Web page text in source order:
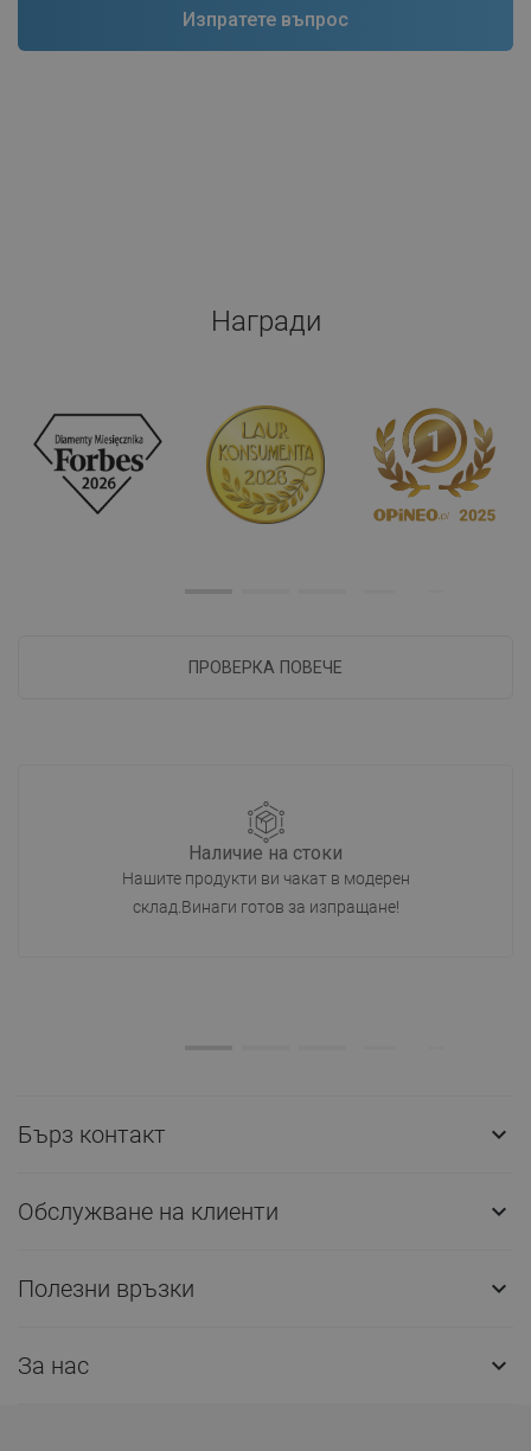
Награди
ПРОВЕРКА ПОВЕЧЕ
Наличие на стоки
Нашите продукти ви чакат в модерен
склад.Винаги готов за изпращане!
Бърз контакт 
Обслужване на клиенти 
Полезни връзки 
За нас 